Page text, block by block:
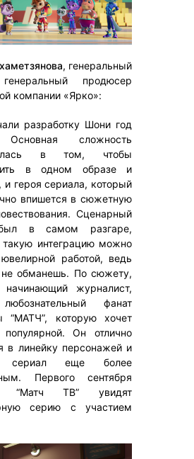
, генеральный
продюсер
компании «Ярко»:
разработку Шони год
Основная сложность
в том, чтобы
в одном образе и
и героя сериала, который
впишется в сюжетную
Сценарный
в самом разгаре,
такую интеграцию можно
ювелирной работой, ведь
не обманешь. По сюжету,
журналист,
фанат
“МАТЧ”, которую хочет
популярной. Он отлично
в линейку персонажей и
сериал еще более
Первого сентября
“Матч ТВ” увидят
серию с участием